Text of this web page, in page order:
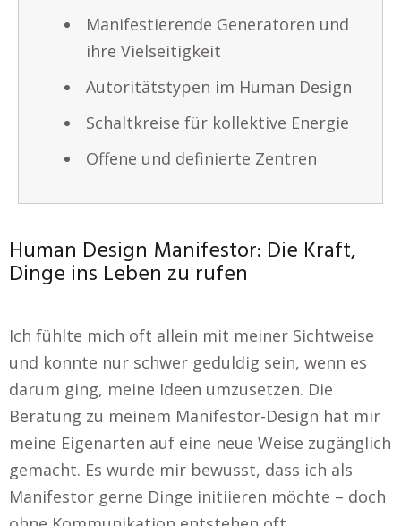
Manifestierende Generatoren und
ihre Vielseitigkeit
Autoritätstypen im Human Design
Schaltkreise für kollektive Energie
Offene und definierte Zentren
Human Design Manifestor: Die Kraft,
Dinge ins Leben zu rufen
Ich fühlte mich oft allein mit meiner Sichtweise
und konnte nur schwer geduldig sein, wenn es
darum ging, meine Ideen umzusetzen. Die
Beratung zu meinem Manifestor-Design hat mir
meine Eigenarten auf eine neue Weise zugänglich
gemacht. Es wurde mir bewusst, dass ich als
Manifestor gerne Dinge initiieren möchte – doch